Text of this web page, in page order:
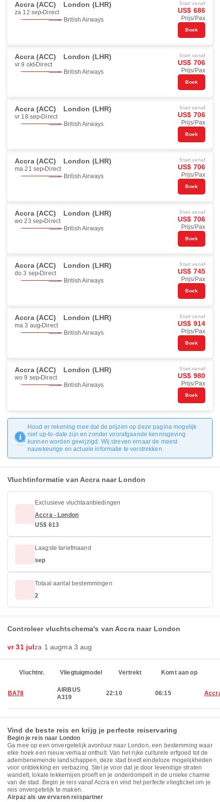
Accra (ACC) London (LHR)
za 12 sep Direct
British Airways
Start vanaf
US$ 686
Prijs/Pax
Boek
Accra (ACC) London (LHR)
vr 9 okt Direct
British Airways
Start vanaf
US$ 706
Prijs/Pax
Boek
Accra (ACC) London (LHR)
vr 18 sep Direct
British Airways
Start vanaf
US$ 706
Prijs/Pax
Boek
Accra (ACC) London (LHR)
ma 21 sep Direct
British Airways
Start vanaf
US$ 706
Prijs/Pax
Boek
Accra (ACC) London (LHR)
wo 23 sep Direct
British Airways
Start vanaf
US$ 706
Prijs/Pax
Boek
Accra (ACC) London (LHR)
do 3 sep Direct
British Airways
Start vanaf
US$ 745
Prijs/Pax
Boek
Accra (ACC) London (LHR)
ma 3 aug Direct
British Airways
Start vanaf
US$ 914
Prijs/Pax
Boek
Accra (ACC) London (LHR)
wo 9 sep Direct
British Airways
Start vanaf
US$ 980
Prijs/Pax
Boek
Houd er rekening mee dat de prijzen op deze pagina mogelijk
niet up-to-date zijn en zonder voorafgaande kennisgeving
kunnen worden gewijzigd. Wij streven ernaar de meest
nauwkeurige en actuele informatie te verstrekken.
Vluchtinformatie van Accra naar London
Exclusieve vluchtaanbiedingen
Accra - London
US$ 613
Laagste tariefmaand
sep
Totaal aantal bestemmingen
2
Controleer vluchtschema's van Accra naar London
vr 31 julza 1 augma 3 aug
Vluchtnr. Vliegtuigmodel Vertrekt Komt aan op
BA78
AIRBUS
A319
22:10 06:15
Vind de beste reis en krijg je perfecte reiservaring
Begin je reis naar London
Ga mee op een onvergetelijk avontuur naar London, een bestemming waar
elke hoek een nieuw verhaal onthult. Van het rijke culturele erfgoed tot de
adembenemende landschappen, deze stad biedt eindeloze mogelijkheden
voor ontdekking en verbazing. Stel je voor dat je door levendige straten
wandelt, lokale lekkernijen proeft en je onderdompelt in de unieke charme
van de stad. Begin je reis vanaf Accra en vind het perfecte vliegticket om je
reis onvergetelijk te maken.
Airpaz als uw ervaren reispartner